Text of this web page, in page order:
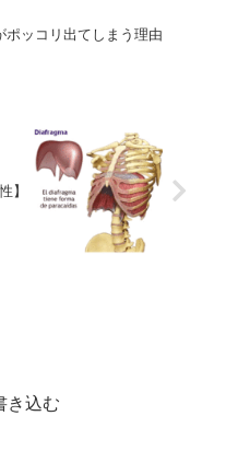
ポッコリ出てしまう理由
】
き込む